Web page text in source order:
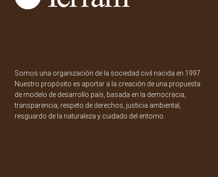
Somos una organización de la sociedad civil nacida en 1997.
Nuestro propósito es aportar a la creación de una propuesta
de modelo de desarrollo país, basada en la democracia,
transparencia, respeto de derechos, justicia ambiental,
resguardo de la naturaleza y cuidado del entorno.